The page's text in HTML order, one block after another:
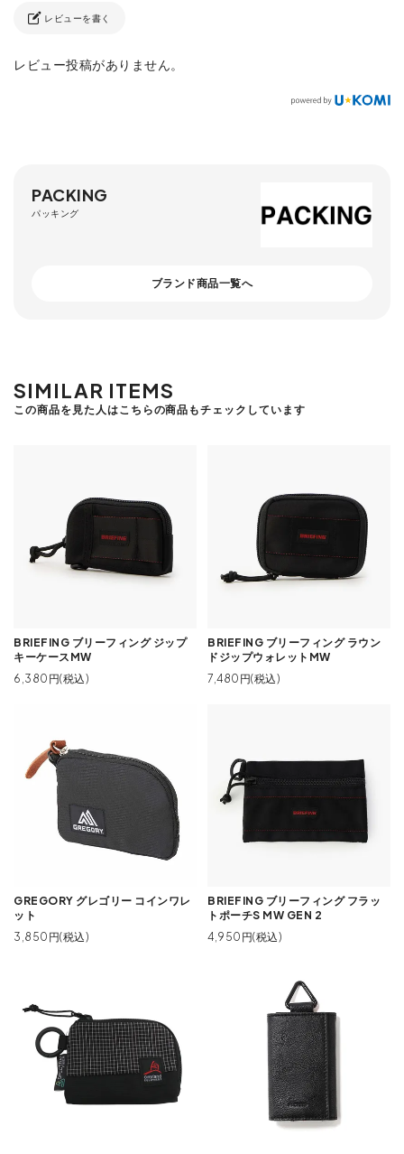
レビューを書く
レビュー投稿がありません。
PACKING
パッキング
ブランド商品一覧へ
SIMILAR ITEMS
この商品を見た人はこちらの商品もチェックしています
BRIEFING ブリーフィング ジップ
キーケースMW
6,380円(税込)
BRIEFING ブリーフィング ラウン
ドジップウォレットMW
7,480円(税込)
GREGORY グレゴリー コインワレ
ット
3,850円(税込)
BRIEFING ブリーフィング フラッ
トポーチS MW GEN 2
4,950円(税込)